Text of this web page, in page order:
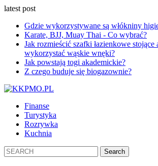
latest post
Gdzie wykorzystywane są włókniny
Karate, BJJ, Muay Thai - Co wybrać?
Jak rozmieścić szafki łazienkowe
wykorzystać wąskie wnęki?
Jak powstają togi akademickie?
Z czego buduje się biogazownie?
Finanse
Turystyka
Rozrywka
Kuchnia